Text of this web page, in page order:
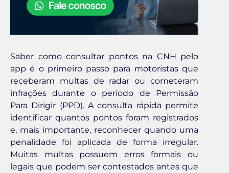
Saber como consultar pontos na CNH pelo
app é o primeiro passo para motoristas que
receberam multas de radar ou cometeram
infrações durante o período de Permissão
Para Dirigir (PPD). A consulta rápida permite
identificar quantos pontos foram registrados
e, mais importante, reconhecer quando uma
penalidade foi aplicada de forma irregular.
Muitas multas possuem erros formais ou
legais que podem ser contestados antes que